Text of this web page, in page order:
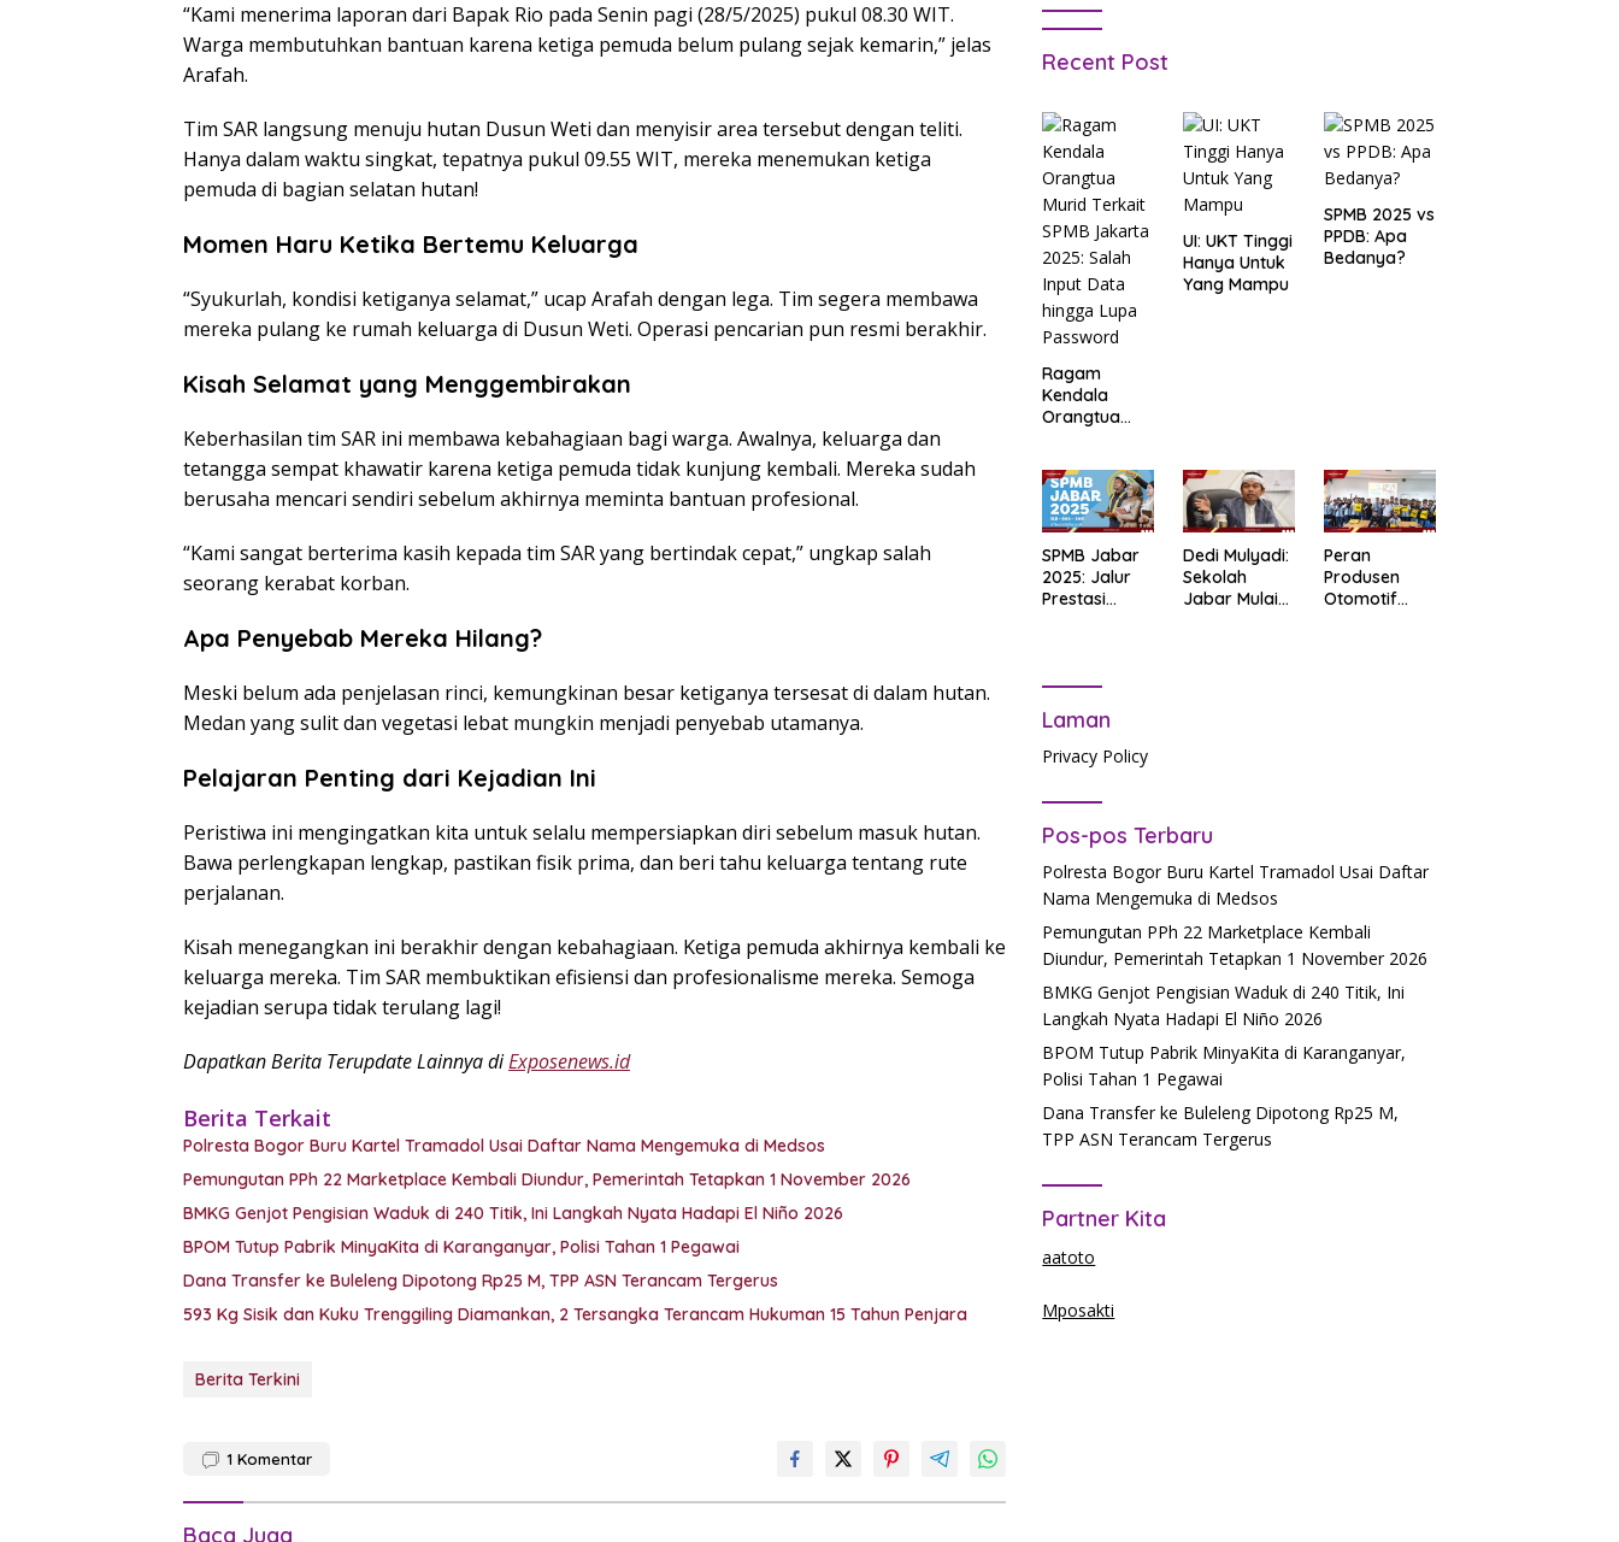
“Kami menerima laporan dari Bapak Rio pada Senin pagi (28/5/2025) pukul 08.30 WIT.
Warga membutuhkan bantuan karena ketiga pemuda belum pulang sejak kemarin,” jelas
Arafah.
Tim SAR langsung menuju hutan Dusun Weti dan menyisir area tersebut dengan teliti.
Hanya dalam waktu singkat, tepatnya pukul 09.55 WIT, mereka menemukan ketiga
pemuda di bagian selatan hutan!
Momen Haru Ketika Bertemu Keluarga
“Syukurlah, kondisi ketiganya selamat,” ucap Arafah dengan lega. Tim segera membawa
mereka pulang ke rumah keluarga di Dusun Weti. Operasi pencarian pun resmi berakhir.
Kisah Selamat yang Menggembirakan
Keberhasilan tim SAR ini membawa kebahagiaan bagi warga. Awalnya, keluarga dan
tetangga sempat khawatir karena ketiga pemuda tidak kunjung kembali. Mereka sudah
berusaha mencari sendiri sebelum akhirnya meminta bantuan profesional.
“Kami sangat berterima kasih kepada tim SAR yang bertindak cepat,” ungkap salah
seorang kerabat korban.
Apa Penyebab Mereka Hilang?
Meski belum ada penjelasan rinci, kemungkinan besar ketiganya tersesat di dalam hutan.
Medan yang sulit dan vegetasi lebat mungkin menjadi penyebab utamanya.
Pelajaran Penting dari Kejadian Ini
Peristiwa ini mengingatkan kita untuk selalu mempersiapkan diri sebelum masuk hutan.
Bawa perlengkapan lengkap, pastikan fisik prima, dan beri tahu keluarga tentang rute
perjalanan.
Kisah menegangkan ini berakhir dengan kebahagiaan. Ketiga pemuda akhirnya kembali ke
keluarga mereka. Tim SAR membuktikan efisiensi dan profesionalisme mereka. Semoga
kejadian serupa tidak terulang lagi!
Dapatkan Berita Terupdate Lainnya diExposenews.id
Berita Terkait
Polresta Bogor Buru Kartel Tramadol Usai Daftar Nama Mengemuka di Medsos
Pemungutan PPh 22 Marketplace Kembali Diundur, Pemerintah Tetapkan 1 November 2026
BMKG Genjot Pengisian Waduk di 240 Titik, Ini Langkah Nyata Hadapi El Niño 2026
BPOM Tutup Pabrik MinyaKita di Karanganyar, Polisi Tahan 1 Pegawai
Dana Transfer ke Buleleng Dipotong Rp25 M, TPP ASN Terancam Tergerus
593 Kg Sisik dan Kuku Trenggiling Diamankan, 2 Tersangka Terancam Hukuman 15 Tahun Penjara
Berita Terkini
1 Komentar
Baca Juga
Recent Post
Ragam
Kendala
Orangtua
Jakarta
2025: Salah
Input Data
hingga Lupa
Password
UI: UKT Tinggi
Hanya Untuk
Yang Mampu
SPMB 2025 vs
PPDB: Apa
Bedanya?
SPMB Jabar
2025: Jalur
Prestasi
Dedi Mulyadi:
Sekolah
Jabar Mulai
Peran
Produsen
Otomotif
Laman
Privacy Policy
Pos-pos Terbaru
Polresta Bogor Buru Kartel Tramadol Usai Daftar
Nama Mengemuka di Medsos
Pemungutan PPh 22 Marketplace Kembali
Diundur, Pemerintah Tetapkan 1 November 2026
BMKG Genjot Pengisian Waduk di 240 Titik, Ini
Langkah Nyata Hadapi El Niño 2026
BPOM Tutup Pabrik MinyaKita di Karanganyar,
Polisi Tahan 1 Pegawai
Dana Transfer ke Buleleng Dipotong Rp25 M,
TPP ASN Terancam Tergerus
Partner Kita
aatoto
Mposakti